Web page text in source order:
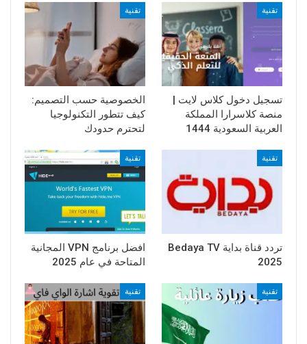
تقنية
تسجيل دخول كلاس لايت |
منصة كلاسرارا المملكة
العربية السعودية 1444
تقنية
الخصوصية حسب التصميم:
كيف تتطور التكنولوجيا
لتحترم حدودك
تقنية
تردد قناة بداية Bedaya TV
2025
تقنية
افضل برنامج VPN المجانية
المتاحة في عام 2025
تقنية تقنية